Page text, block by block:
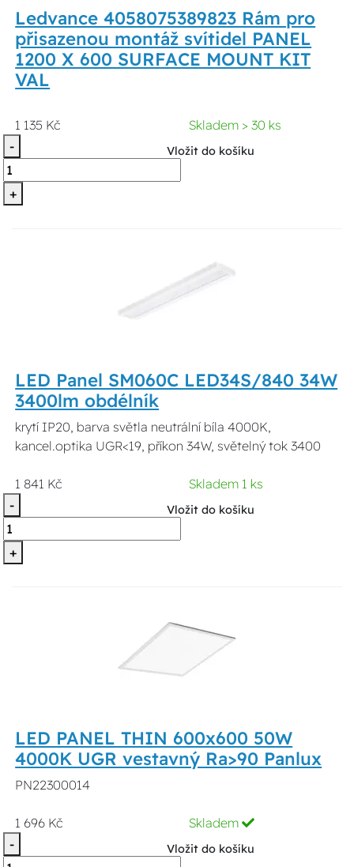
Ledvance 4058075389823 Rám pro
přisazenou montáž svítidel PANEL
1200 X 600 SURFACE MOUNT KIT
VAL
1 135 Kč
Skladem > 30 ks
-
+
Vložit do košíku
LED Panel SM060C LED34S/840 34W
3400lm obdélník
krytí IP20, barva světla neutrální bíla 4000K,
kancel.optika UGR<19, příkon 34W, světelný tok 3400
1 841 Kč
Skladem 1 ks
-
+
Vložit do košíku
LED PANEL THIN 600x600 50W
4000K UGR vestavný Ra>90 Panlux
PN22300014
1 696 Kč
Skladem
-
Vložit do košíku